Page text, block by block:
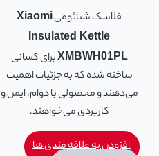
فلاسک شیائومیXiaomi
Insulated Kettle
XMBWH01PLبرای کسانی
ساخته شده که به جزئیات اهمیت
می‌دهند و محصولی با دوام، ایمن و
کاربردی می‌خواهند.
افزودن به علاقه مندی ها